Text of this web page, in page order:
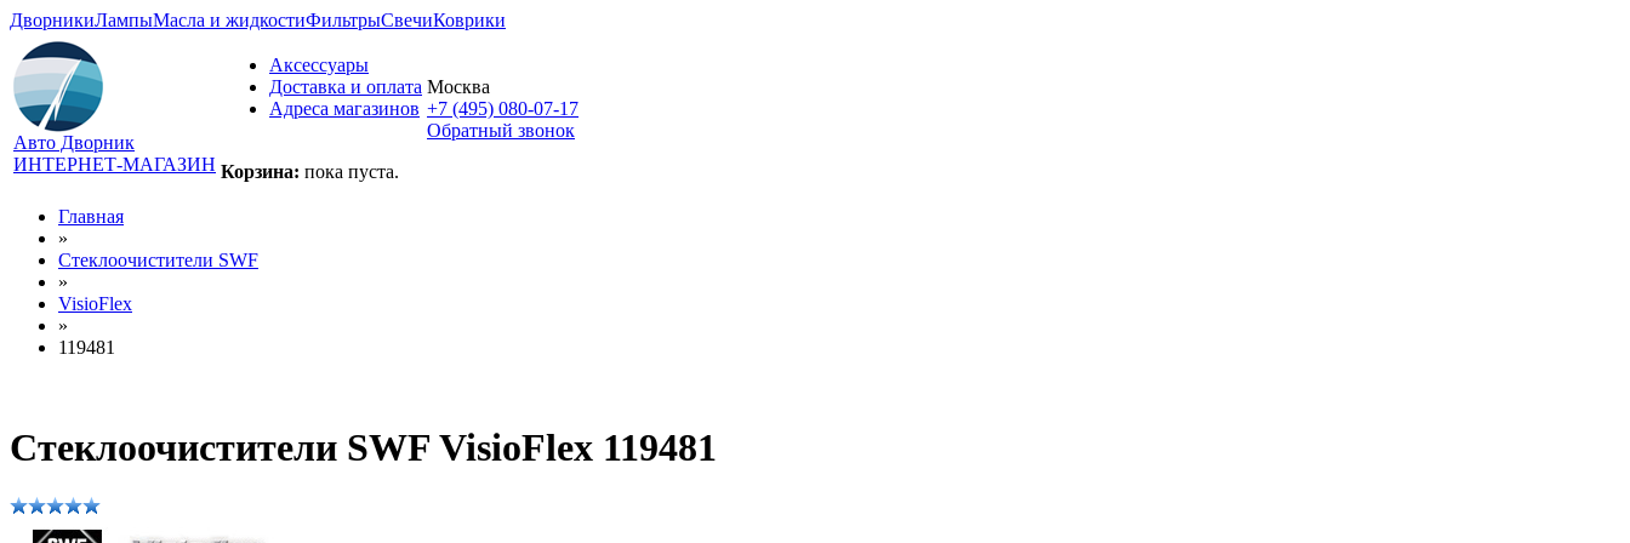
ДворникиЛампыМасла и жидкостиФильтрыСвечиКоврики
Авто Дворник
ИНТЕРНЕТ-МАГАЗИН
Аксессуары
Доставка и оплата
Адреса магазинов
Корзина: пока пуста.
Москва
+7 (495) 080-07-17
Обратный звонок
Главная
»
Стеклоочистители SWF
»
VisioFlex
»
119481
Стеклоочистители SWF VisioFlex 119481